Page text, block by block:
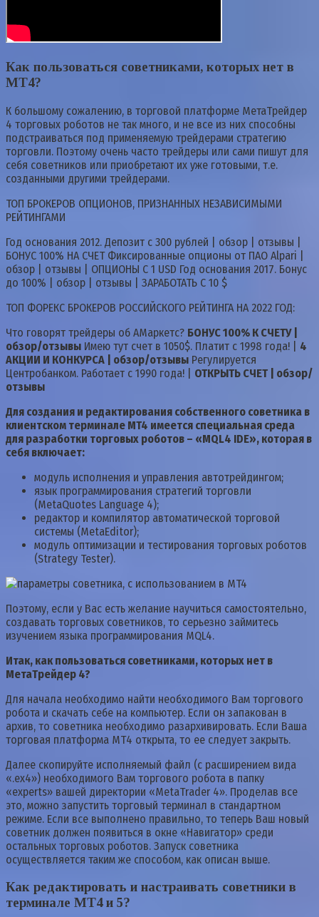
Как пользоваться советниками, которых нет в
MT4?
К большому сожалению, в торговой платформе МетаТрейдер
4 торговых роботов не так много, и не все из них способны
подстраиваться под применяемую трейдерами стратегию
торговли. Поэтому очень часто трейдеры или сами пишут для
себя советников или приобретают их уже готовыми, т.е.
созданными другими трейдерами.
ТОП БРОКЕРОВ ОПЦИОНОВ, ПРИЗНАННЫХ НЕЗАВИСИМЫМИ
РЕЙТИНГАМИ
Год основания 2012. Депозит с 300 рублей | обзор | отзывы |
БОНУС 100% НА СЧЕТ Фиксированные опционы от ПАО Alpari |
обзор | отзывы | ОПЦИОНЫ С 1 USD Год основания 2017. Бонус
до 100% | обзор | отзывы | ЗАРАБОТАТЬ С 10 $
ТОП ФОРЕКС БРОКЕРОВ РОССИЙСКОГО РЕЙТИНГА НА 2022 ГОД:
Что говорят трейдеры об АМаркетс? БОНУС 100% К СЧЕТУ |
обзор/отзывы Имею тут счет в 1050$. Платит с 1998 года! | 4
АКЦИИ И КОНКУРСА | обзор/отзывы Регулируется
Центробанком. Работает с 1990 года! | ОТКРЫТЬ СЧЕТ | обзор/
отзывы
Для создания и редактирования собственного советника в
клиентском терминале MT4 имеется специальная среда
для разработки торговых роботов – «MQL4 IDE», которая в
себя включает:
модуль исполнения и управления автотрейдингом;
язык программирования стратегий торговли
(MetaQuotes Language 4);
редактор и компилятор автоматической торговой
системы (MetaEditor);
модуль оптимизации и тестирования торговых роботов
(Strategy Tester).
Поэтому, если у Вас есть желание научиться самостоятельно,
создавать торговых советников, то серьезно займитесь
изучением языка программирования MQL4.
Итак, как пользоваться советниками, которых нет в
МетаТрейдер 4?
Для начала необходимо найти необходимого Вам торгового
робота и скачать себе на компьютер. Если он запакован в
архив, то советника необходимо разархивировать. Если Ваша
торговая платформа МТ4 открыта, то ее следует закрыть.
Далее скопируйте исполняемый файл (с расширением вида
«.ex4») необходимого Вам торгового робота в папку
«experts» вашей директории «MetaTrader 4». Проделав все
это, можно запустить торговый терминал в стандартном
режиме. Если все выполнено правильно, то теперь Ваш новый
советник должен появиться в окне «Навигатор» среди
остальных торговых роботов. Запуск советника
осуществляется таким же способом, как описан выше.
Как редактировать и настраивать советники в
терминале MT4 и 5?